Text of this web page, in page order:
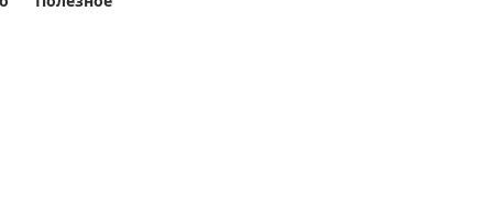
Измерительные инструменты